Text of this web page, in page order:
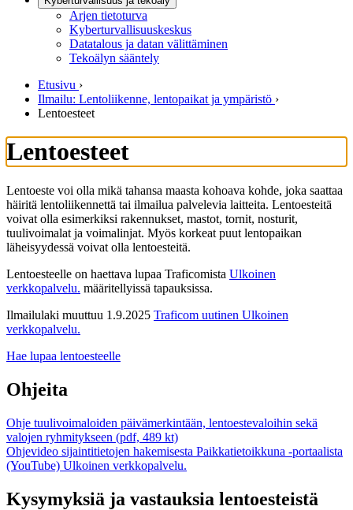
Arjen tietoturva
Kyberturvallisuuskeskus
Datatalous ja datan välittäminen
Tekoälyn sääntely
Etusivu ›
Ilmailu: Lentoliikenne, lentopaikat ja ympäristö ›
Lentoesteet
Lentoesteet
Lentoeste voi olla mikä tahansa maasta kohoava kohde, joka saattaa
häiritä lentoliikennettä tai ilmailua palvelevia laitteita. Lentoesteitä
voivat olla esimerkiksi rakennukset, mastot, tornit, nosturit,
tuulivoimalat ja voimalinjat. Myös korkeat puut lentopaikan
läheisyydessä voivat olla lentoesteitä.
Lentoesteelle on haettava lupaa Traficomista Ulkoinen
verkkopalvelu. määritellyissä tapauksissa.
Ilmailulaki muuttuu 1.9.2025 Traficom uutinen Ulkoinen
verkkopalvelu.
Hae lupaa lentoesteelle
Ohjeita
Ohje tuulivoimaloiden päivämerkintään, lentoestevaloihin sekä
valojen ryhmitykseen (pdf, 489 kt)
Ohjevideo sijaintitietojen hakemisesta Paikkatietoikkuna -portaalista
(YouTube) Ulkoinen verkkopalvelu.
Kysymyksiä ja vastauksia lentoesteistä